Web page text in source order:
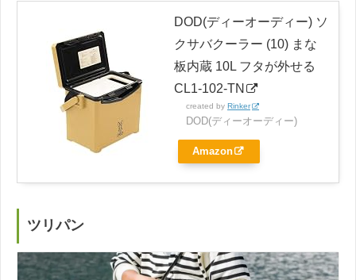
DOD(ディーオーディー) ソ
クサバクーラー (10) まな
板内蔵 10L フタが外せる
CL1-102-TN
created by Rinker
DOD(ディーオーディー)
Amazon
ツリパン